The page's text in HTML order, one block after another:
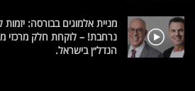
מניית אלמוגים בבורסה:
נרחבת! – לוקחת חלק מרכזי
הנדל״ן בישראל.